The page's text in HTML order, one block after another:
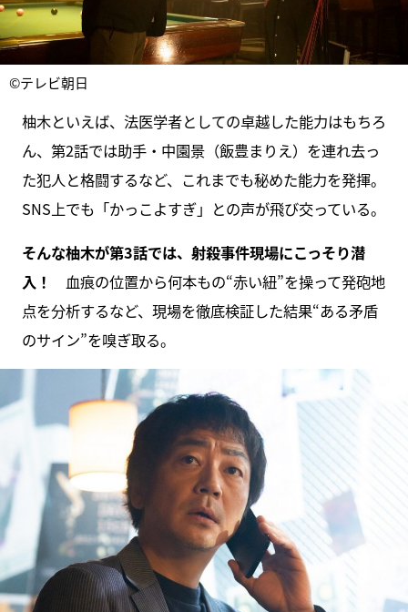
©テレビ朝日
柚木といえば、法医学者としての卓越した能力はもちろ
ん、第2話では助手・中園景（飯豊まりえ）を連れ去っ
た犯人と格闘するなど、これまでも秘めた能力を発揮。
SNS上でも「かっこよすぎ」との声が飛び交っている。
そんな柚木が第3話では、射殺事件現場にこっそり潜
入！
血痕の位置から何本もの“赤い紐”を操って発砲地
点を分析するなど、現場を徹底検証した結果“ある矛盾
のサイン”を嗅ぎ取る。